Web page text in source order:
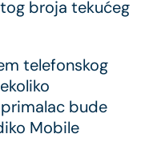
broja tekućeg
telefonskog
bude
Mobile